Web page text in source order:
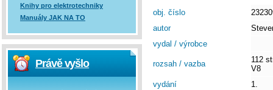
obj. číslo
autor
vydal / výrobce
rozsah / vazba
112
V8
vydání
1.
Knihy pro elektrotechniky
Manuály JAK NA TO
Právě vyšlo